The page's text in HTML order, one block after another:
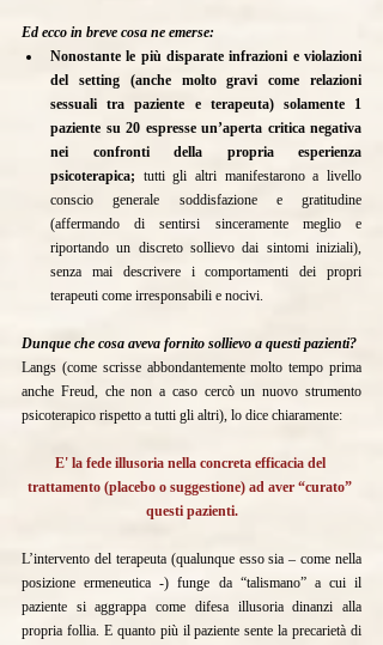
Ed ecco in breve cosa ne emerse:
Nonostante le più disparate infrazioni e violazioni
del setting (anche molto gravi come relazioni
sessuali tra paziente e terapeuta) solamente 1
paziente su 20 espresse un’aperta critica negativa
nei confronti della propria esperienza
psicoterapica; tutti gli altri manifestarono a livello
conscio generale soddisfazione e gratitudine
(affermando di sentirsi sinceramente meglio e
riportando un discreto sollievo dai sintomi iniziali),
senza mai descrivere i comportamenti dei propri
terapeuti come irresponsabili e nocivi.
Dunque che cosa aveva fornito sollievo a questi pazienti?
Langs (come scrisse abbondantemente molto tempo prima
anche Freud, che non a caso cercò un nuovo strumento
psicoterapico rispetto a tutti gli altri), lo dice chiaramente:
E' la fede illusoria nella concreta efficacia del
trattamento (placebo o suggestione) ad aver “curato”
questi pazienti.
L’intervento del terapeuta (qualunque esso sia – come nella
posizione ermeneutica -) funge da “talismano” a cui il
paziente si aggrappa come difesa illusoria dinanzi alla
propria follia. E quanto più il paziente sente la precarietà di